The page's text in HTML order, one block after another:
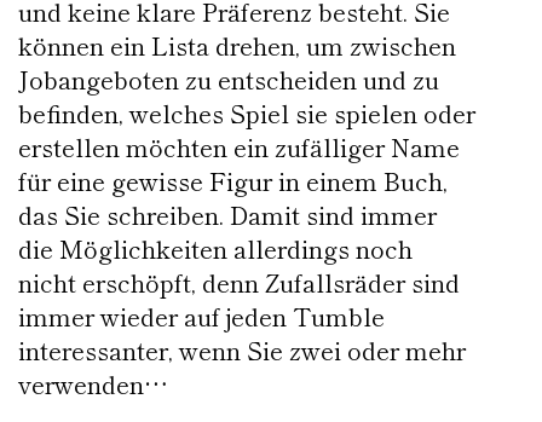
und keine klare Präferenz besteht. Sie
können ein Lista drehen, um zwischen
Jobangeboten zu entscheiden und zu
befinden, welches Spiel sie spielen oder
erstellen möchten ein zufälliger Name
für eine gewisse Figur in einem Buch,
das Sie schreiben. Damit sind immer
die Möglichkeiten allerdings noch
nicht erschöpft, denn Zufallsräder sind
immer wieder auf jeden Tumble
interessanter, wenn Sie zwei oder mehr
verwenden…